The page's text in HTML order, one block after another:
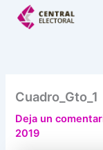
Cuadro_Gto_1
Deja un
2019